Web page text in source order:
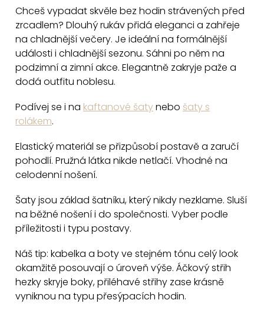
á
d
a
c
í
r
v
y
v
p
i
á
n
k
o
v
í
Chceš vypadat skvěle bez hodin strávených před
zrcadlem? Dlouhý rukáv přidá eleganci a zahřeje
na chladnější večery. Je ideální na formálnější
události i chladnější sezonu. Sáhni po něm na
podzimní a zimní akce. Elegantně zakryje paže a
dodá outfitu noblesu.
Podívej se i na kaftanové šatynebo šaty s
rolákem.
Elastický materiál se přizpůsobí postavě a zaručí
pohodlí. Pružná látka nikde netlačí. Vhodné na
celodenní nošení.
Šaty jsou základ šatníku, který nikdy nezklame. Sluší
na běžné nošení i do společnosti. Vyber podle
příležitosti i typu postavy.
Náš tip: kabelka a boty ve stejném tónu celý look
okamžitě posouvají o úroveň výše. Áčkový střih
hezky skryje boky, přiléhavé střihy zase krásně
vyniknou na typu přesýpacích hodin.